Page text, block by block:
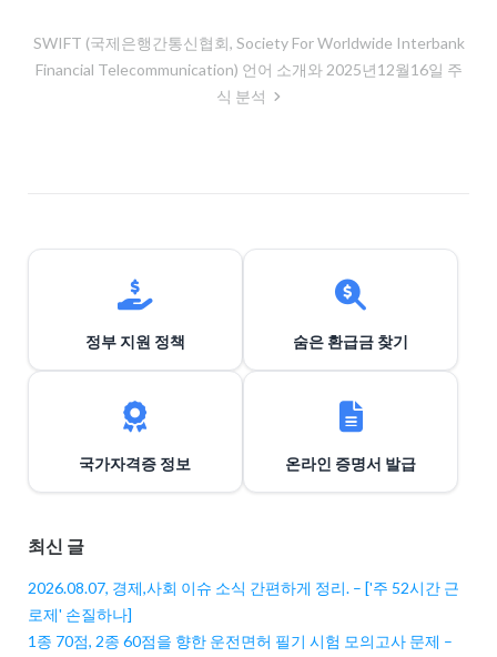
게
SWIFT (국제은행간통신협회, Society For Worldwide Interbank
Financial Telecommunication) 언어 소개와 2025년12월16일 주
식 분석
정부 지원 정책 숨은 환급금 찾기
국가자격증 정보 온라인 증명서 발급
최신 글
2026.08.07, 경제,사회 이슈 소식 간편하게 정리. – ['주 52시간 근
로제' 손질하나]
1종 70점, 2종 60점을 향한 운전면허 필기 시험 모의고사 문제 –